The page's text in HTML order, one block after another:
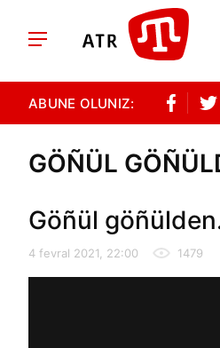
ABUNE OLUNIZ:
GÖÑÜL
Göñül
4 fevral 2021, 22:00 1479